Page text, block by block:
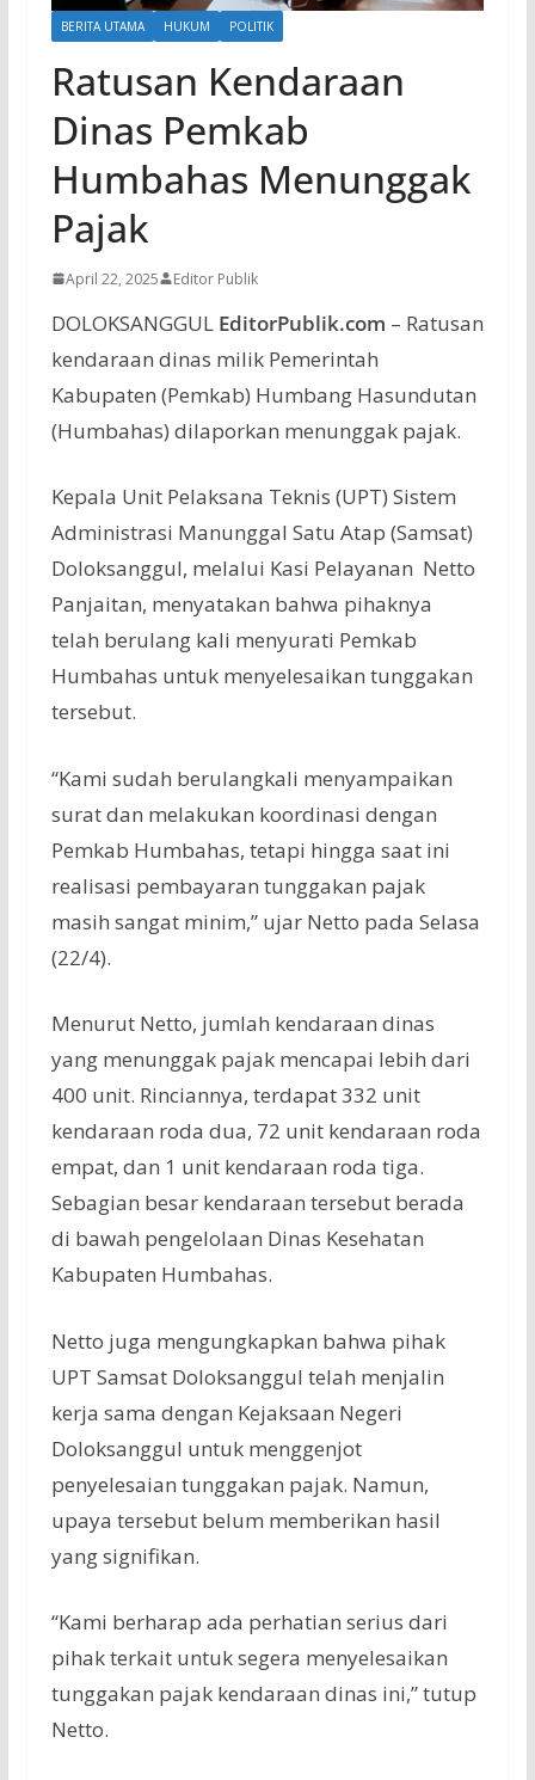
BERITA UTAMA HUKUM POLITIK
Ratusan Kendaraan
Dinas Pemkab
Humbahas Menunggak
Pajak
April 22, 2025 Editor Publik
DOLOKSANGGUL EditorPublik.com – Ratusan
kendaraan dinas milik Pemerintah
Kabupaten (Pemkab) Humbang Hasundutan
(Humbahas) dilaporkan menunggak pajak.
Kepala Unit Pelaksana Teknis (UPT) Sistem
Administrasi Manunggal Satu Atap (Samsat)
Doloksanggul, melalui Kasi Pelayanan Netto
Panjaitan, menyatakan bahwa pihaknya
telah berulang kali menyurati Pemkab
Humbahas untuk menyelesaikan tunggakan
tersebut.
“Kami sudah berulangkali menyampaikan
surat dan melakukan koordinasi dengan
Pemkab Humbahas, tetapi hingga saat ini
realisasi pembayaran tunggakan pajak
masih sangat minim,” ujar Netto pada Selasa
(22/4).
Menurut Netto, jumlah kendaraan dinas
yang menunggak pajak mencapai lebih dari
400 unit. Rinciannya, terdapat 332 unit
kendaraan roda dua, 72 unit kendaraan roda
empat, dan 1 unit kendaraan roda tiga.
Sebagian besar kendaraan tersebut berada
di bawah pengelolaan Dinas Kesehatan
Kabupaten Humbahas.
Netto juga mengungkapkan bahwa pihak
UPT Samsat Doloksanggul telah menjalin
kerja sama dengan Kejaksaan Negeri
Doloksanggul untuk menggenjot
penyelesaian tunggakan pajak. Namun,
upaya tersebut belum memberikan hasil
yang signifikan.
“Kami berharap ada perhatian serius dari
pihak terkait untuk segera menyelesaikan
tunggakan pajak kendaraan dinas ini,” tutup
Netto.